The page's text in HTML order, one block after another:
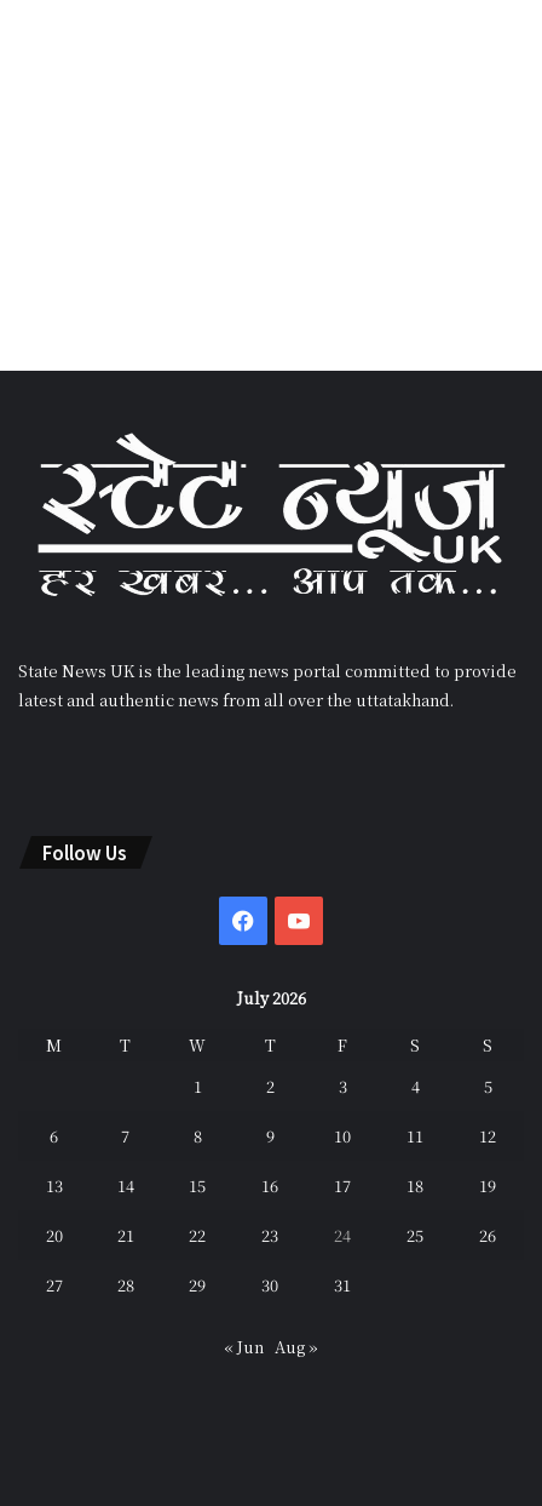
State News UK is the leading news portal committed to provide
latest and authentic news from all over the uttatakhand.
Follow Us
Facebook
July 2026
M T W T F S
S
1
2 3 4 5
6 7 8 9 10 11 12
13 14 15 16 17 18 19
20 21 22 23 24 25 26
27 28 29 30 31
« Jun Aug »